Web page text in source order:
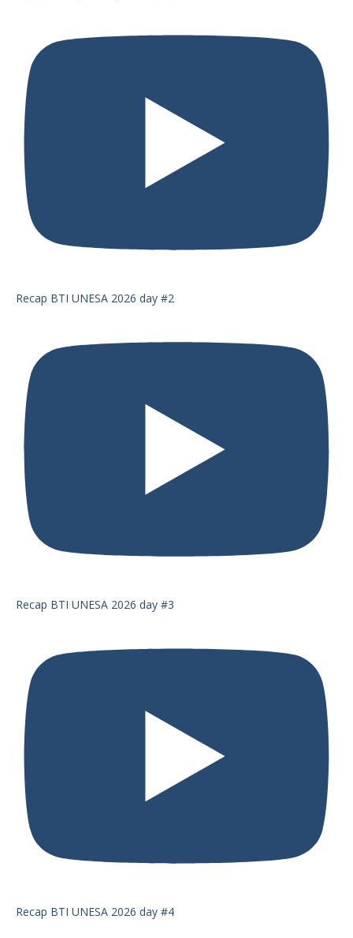
Recap BTI UNESA 2026 day #2
Recap BTI UNESA 2026 day #3
Recap BTI UNESA 2026 day #4